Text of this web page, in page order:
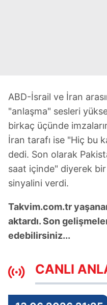
ABD-İsrail ve İran
"anlaşma" sesleri
birkaç üçünde
İran tarafı ise "Hiç bu
dedi. Son olarak
saat içinde" diyerek
sinyalini verdi.
Takvim.com.tr
aktardı. Son
edebilirsiniz...
CANLI